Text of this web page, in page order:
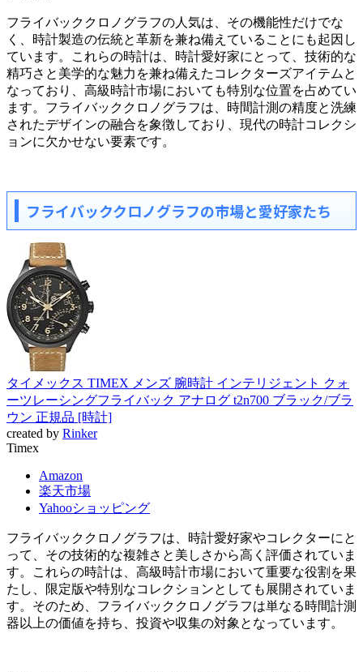
フライバッククロノグラフの人気は、その機能性だけでな
く、時計製造の伝統と革新を兼ね備えていることにも起因し
ています。これらの時計は、時計愛好家にとって、技術的な
精巧さと美学的な魅力を兼ね備えたコレクターズアイテムと
なっており、高級時計市場においても特別な位置を占めてい
ます。フライバッククロノグラフは、時間計測の精度と洗練
されたデザインの融合を象徴しており、現代の時計コレクシ
ョンに欠かせない要素です。
フライバッククロノグラフの市場と愛好家たち
タイメックス TIMEX メンズ 腕時計 インテリジェント クォ
ーツレーシングフライバック アナログ t2n700 ブラック/ブラ
ウン 正規品 [時計]
created by Rinker
Timex
Amazon
楽天市場
Yahooショッピング
フライバッククロノグラフは、時計愛好家やコレクターにと
って、その技術的な複雑さと美しさから高く評価されていま
す。これらの時計は、高級時計市場において重要な役割を果
たし、限定版や特別なコレクションとしても展開されていま
す。そのため、フライバッククロノグラフは単なる時間計測
器以上の価値を持ち、投資や収集の対象となっています。